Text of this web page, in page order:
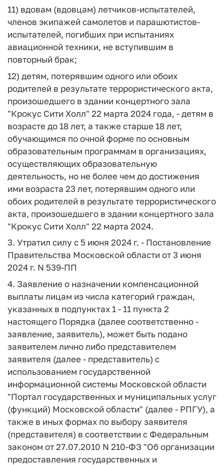
11) вдовам (вдовцам) летчиков-испытателей,
членов экипажей самолетов и парашютистов-
испытателей, погибших при испытаниях
авиационной техники, не вступившим в
повторный брак;
12) детям, потерявшим одного или обоих
родителей в результате террористического акта,
произошедшего в здании концертного зала
"Крокус Сити Холл" 22 марта 2024 года, - детям в
возрасте до 18 лет, а также старше 18 лет,
обучающимся по очной форме по основным
образовательным программам в организациях,
осуществляющих образовательную
деятельность, но не более чем до достижения
ими возраста 23 лет, потерявшим одного или
обоих родителей в результате террористического
акта, произошедшего в здании концертного зала
"Крокус Сити Холл" 22 марта 2024.
3. Утратил силу с 5 июня 2024 г. - Постановление
Правительства Московской области от 3 июня
2024 г. N 539-ПП
4. Заявление о назначении компенсационной
выплаты лицам из числа категорий граждан,
указанных в подпунктах 1 - 11 пункта 2
настоящего Порядка (далее соответственно -
заявление, заявитель), может быть подано
заявителем лично либо представителем
заявителя (далее - представитель) с
использованием государственной
информационной системы Московской области
"Портал государственных и муниципальных услуг
(функций) Московской области" (далее - РПГУ), а
также в иных формах по выбору заявителя
(представителя) в соответствии с Федеральным
законом от 27.07.2010 N 210-ФЗ "Об организации
предоставления государственных и